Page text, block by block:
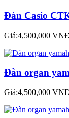
Đàn Casio
Giá:4,500,000
Đàn organ
Giá:4,500,000